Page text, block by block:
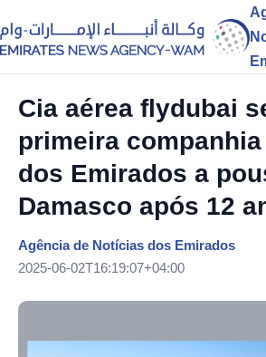
Cia aérea flydubai
primeira companhia
dos Emirados a
Damasco após 12
Agência de Notícias dos Emirados
2025-06-02T16:19:07+04:00